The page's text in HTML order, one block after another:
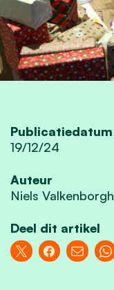
Publicatiedatum
19/12/24
Auteur
Niels Valkenborgh
Deel dit artikel